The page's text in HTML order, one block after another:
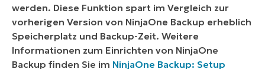
werden. Diese Funktion spart im Vergleich zur
vorherigen Version von NinjaOne Backup erheblich
Speicherplatz und Backup-Zeit. Weitere
Informationen zum Einrichten von NinjaOne
Backup finden Sie im NinjaOne Backup: Setup